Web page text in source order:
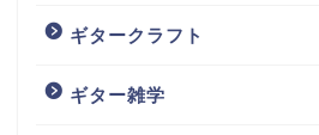
ギタークラフト
ギター雑学